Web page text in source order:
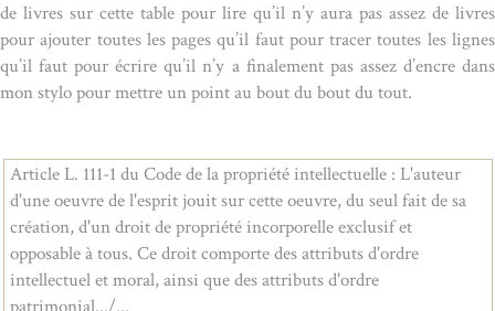
de livres sur cette table pour lire qu’il n’y aura pas assez de livres
pour ajouter toutes les pages qu’il faut pour tracer toutes les lignes
qu’il faut pour écrire qu’il n’y a finalement pas assez d’encre dans
mon stylo pour mettre un point au bout du bout du tout.
Article L. 111-1 du Code de la propriété intellectuelle : L'auteur
d'une oeuvre de l'esprit jouit sur cette oeuvre, du seul fait de sa
création, d'un droit de propriété incorporelle exclusif et
opposable à tous. Ce droit comporte des attributs d'ordre
intellectuel et moral, ainsi que des attributs d'ordre